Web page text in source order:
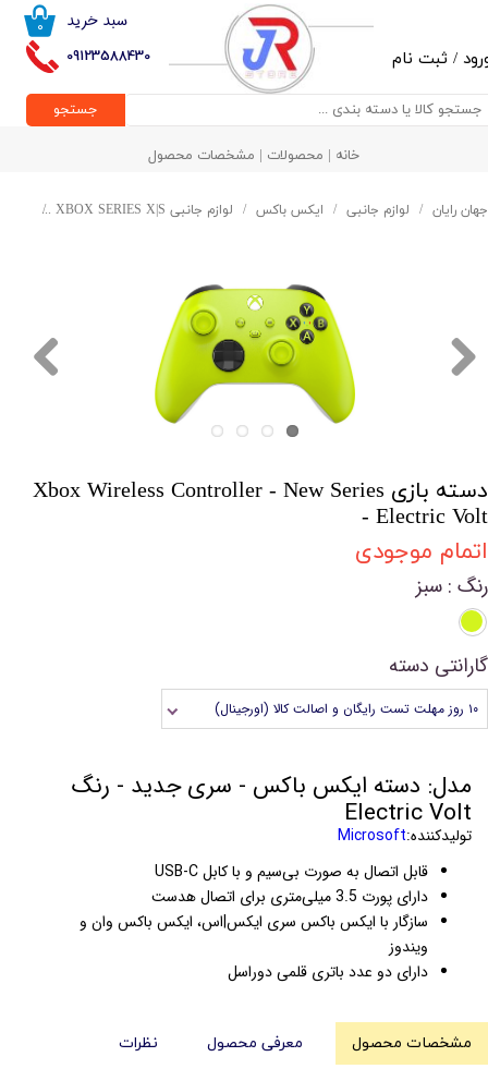
09123588430
۰ سبد خرید
/ ثبت نام
حساب کاربری من
تغییر گذر واژه
جستجو
خانه | محصولات | مشخصات محصول
جهان رایان لوازم جانبی ایکس باکس لوازم جانبی XBOX SERIES X|S
دسته بازی Xbox Wireless Controller - New Series
- Electric Volt
اتمام موجودی
رنگ : سبز
گارانتی دسته
۱۰ روز مهلت تست رایگان و اصالت کالا (اورجینال)
مدل: دسته ایکس باکس - سری جدید - رنگ
Electric Volt
تولیدکننده:Microsoft
قابل اتصال به صورت بی‌سیم و با کابل USB-C
دارای پورت 3.5 میلی‌متری برای اتصال هدست
سازگار با ایکس باکس سری ایکس|اس، ایکس باکس وان و
ویندوز
دارای دو عدد باتری قلمی دوراسل
مشخصات محصول معرفی محصول نظرات